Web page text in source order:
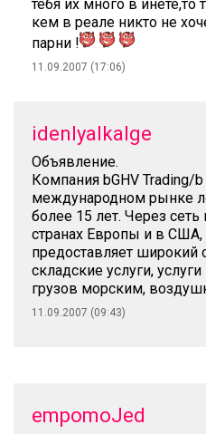
тебя их много в инете,то
кем в реале никто не
парни !
11.09.2007 (17:06)
idenlyalkalge
Объявление.
Компания bGHV Trading/
международном рынке
более 15 лет. Через сеть
странах Европы и в США,
предоставляет широкий
складские услуги,
грузов морским,
11.09.2007 (09:43)
empomoJed